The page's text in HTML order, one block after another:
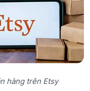
hàng trên Etsy